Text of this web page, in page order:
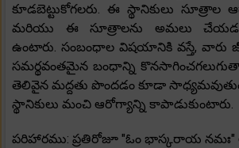
కూడబెట్టుకోగలరు. ఈ స్థానికులు సూత్రాల
మరియు ఈ సూత్రాలను అమలు
ఉంటారు. సంబంధాల విషయానికి వస్తే,
సమర్థవంతమైన బంధాన్ని
తెలివైన మద్దతు పొందడం కూడా
స్థానికులు మంచి ఆరోగ్యాన్ని కాపాడుకుంటారు.
పరిహారము: ప్రతిరోజూ "ఓం భాస్కరాయ నమః"